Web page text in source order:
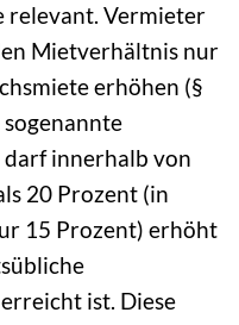
relevant. Vermieter
Mietverhältnis nur
erhöhen (§
darf innerhalb von
20 Prozent (in
15 Prozent) erhöht
ist. Diese